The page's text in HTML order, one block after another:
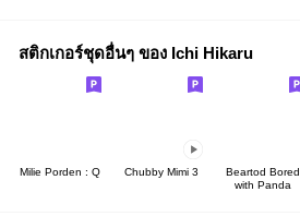
สติกเกอร์ชุดอื่นๆ ของ Ichi Hikaru
Milie Porden : Q Chubby Mimi 3
Beartod Bored
with Panda